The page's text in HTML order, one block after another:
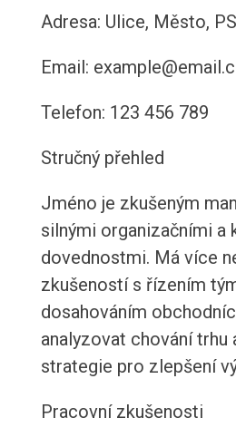
Adresa: Ulice, Město,
Email:
Telefon: 123 456 789
Stručný přehled
Jméno je zkušeným
silnými organizačními a
dovednostmi. Má více
zkušeností s řízením
dosahováním
analyzovat chování trhu
strategie pro zlepšení
Pracovní zkušenosti